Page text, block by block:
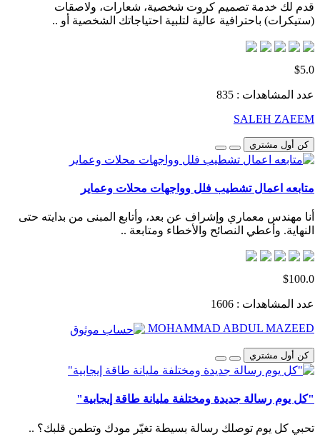
قدم لك خدمة تصميم كروت شخصية، شعارات، ولاصقات
(ستيكرات) باحترافية عالية لتلبية احتياجاتك الشخصية أو ..
$5.0
عدد المشاهدات : 835
SALEH ZAEEM
كن أول مشتري
متابعه اعمال تشطيب فلل وواجهات محلات وعماير
أنا مهندس معماري وإشراف عن بعد، وأتابع المبنى من بدايته حتى
النهاية. وأعطي النصائح والأخطاء ومتابعة ..
$100.0
عدد المشاهدات : 1606
MOHAMMAD ABDUL MAZEED
كن أول مشتري
"كل يوم رسالة جديدة ومختلفة مليانة طاقة إيجابية"
تحبي كل يوم توصلك رسالة بسيطة تغيّر مودك وتطمن قلبك؟ ..